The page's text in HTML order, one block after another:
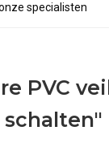
specialisten
PVC